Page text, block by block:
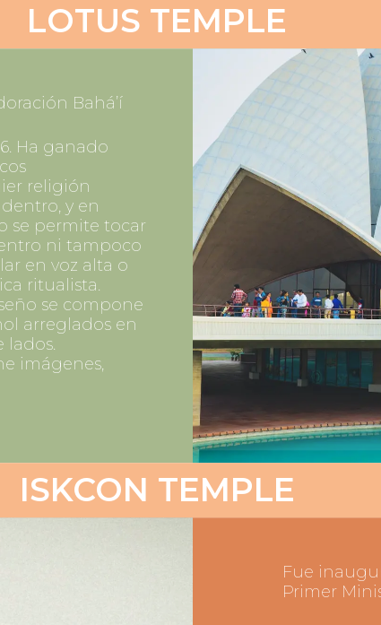
LOTUS TEMPLE
Bahá’í
Ha ganado
religión
y en
se permite tocar
ni tampoco
en voz alta o
ritualista.
se compone
arreglados en
lados.
imágenes,
ISKCON TEMPLE
Fue
Primer